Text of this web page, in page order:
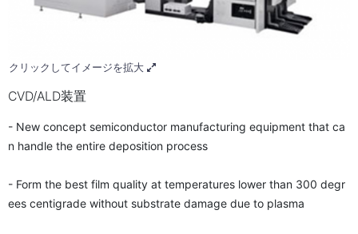
クリックしてイメージを拡大
CVD/ALD装置
- New concept semiconductor manufacturing equipment that ca
n handle the entire deposition process
- Form the best film quality at temperatures lower than 300 degr
ees centigrade without substrate damage due to plasma